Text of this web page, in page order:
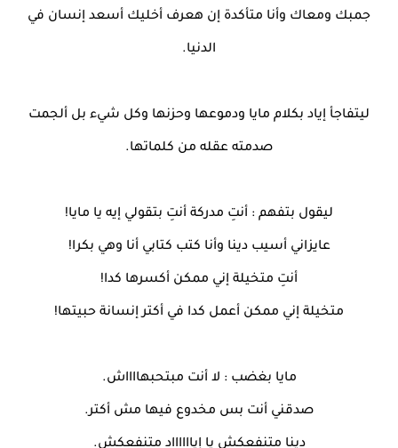
جمبك ومعاك وأنا متأكدة إن هعرف أخليك أسعد إنسان في
الدنيا.
ليتفاجأ إياد بكلام مايا ودموعها وحزنها وكل شيء بل ألجمت
صدمته عقله من كلماتها.
ليقول بتفهم : أنتِ مدركة أنتِ بتقولي إيه يا مايا!
عايزاني أسيب دينا وأنا كتب كتابي أنا وهي بكرا!
أنتِ متخيلة إني ممكن أكسرها كدا!
متخيلة إني ممكن أعمل كدا في أكتر إنسانة حبيتها!
مايا بغضب : لا أنت مبتحبهااااش.
صدقني أنت بس مخدوع فيها مش أكتر.
دينا متنفعكش يا إيااااااد متنفعكش.